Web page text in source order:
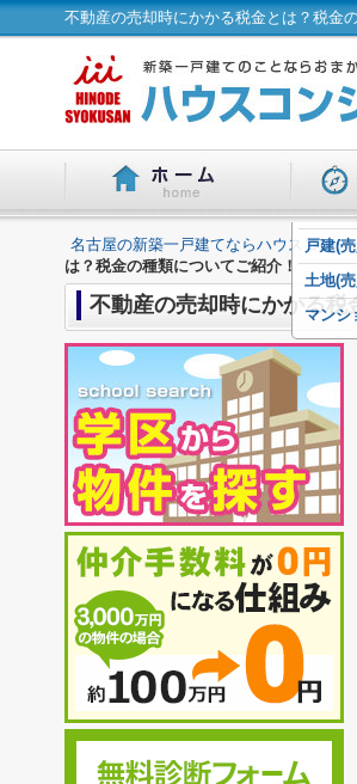
不動産の売却時にかかる税金とは？税金
戸建(
土地(
マンシ
名古屋の新築一戸建てならハウスコンシ
は？税金の種類についてご紹介！
不動産の売却時にかかる税